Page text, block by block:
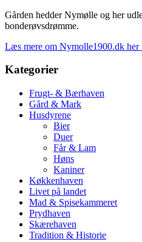
Gården hedder Nymølle og her
bonderøvsdrømme.
Læs mere om Nymolle1900.dk her
Kategorier
Frugt- & Bærhaven
Gård & Mark
Husdyrene
Bier
Duer
Får & Lam
Høns
Kaniner
Køkkenhaven
Livet på landet
Mad & Spisekammeret
Prydhaven
Skærehaven
Tradition & Historie